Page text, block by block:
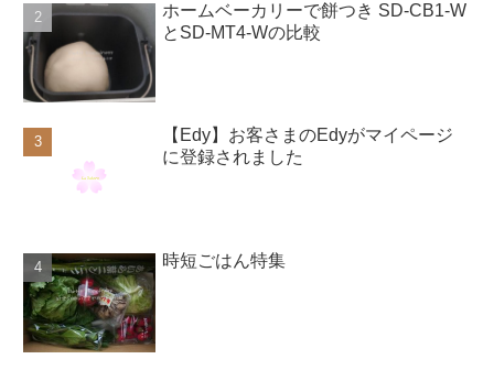
ホームベーカリーで餅つき SD-CB1-W
とSD-MT4-Wの比較
【Edy】お客さまのEdyがマイページ
に登録されました
時短ごはん特集